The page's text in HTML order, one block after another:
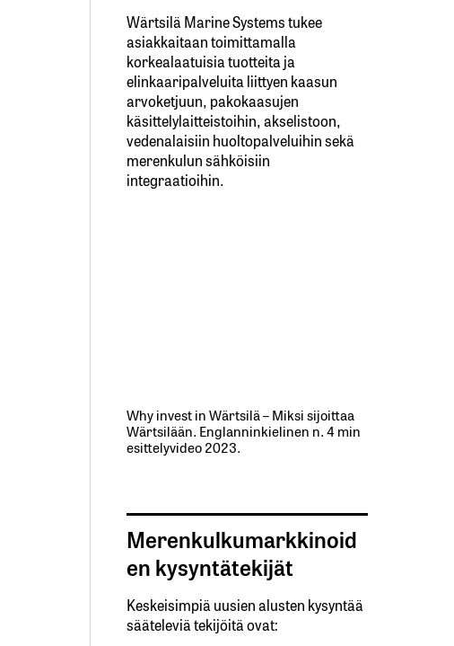
Wärtsilä Marine Systems tukee
asiakkaitaan toimittamalla
korkealaatuisia tuotteita ja
elinkaaripalveluita liittyen kaasun
arvoketjuun, pakokaasujen
käsittelylaitteistoihin, akselistoon,
vedenalaisiin huoltopalveluihin sekä
merenkulun sähköisiin
integraatioihin.
Why invest in Wärtsilä – Miksi sijoittaa
Wärtsilään. Englanninkielinen n. 4 min
esittelyvideo 2023.
Merenkulkumarkkinoid
en kysyntätekijät
Keskeisimpiä uusien alusten kysyntää
sääteleviä tekijöitä ovat: